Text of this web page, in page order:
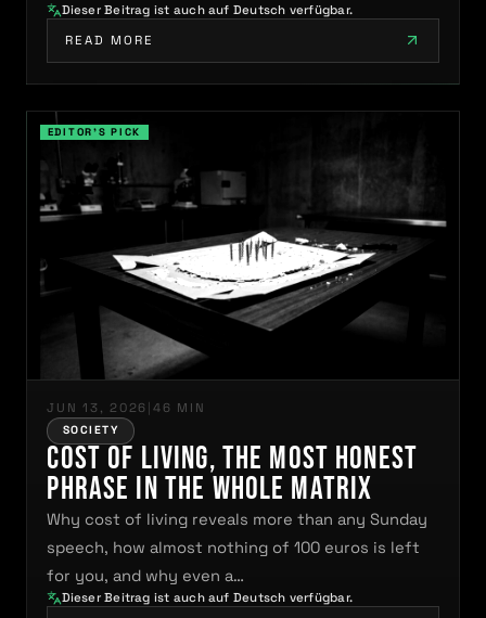
Dieser Beitrag ist auch auf Deutsch verfügbar.
READ MORE
JUN 13, 2026 46 MIN
SOCIETY
Cost of Living, the Most Honest
Phrase in the Whole Matrix
Why cost of living reveals more than any Sunday
speech, how almost nothing of 100 euros is left
for you, and why even a…
Dieser Beitrag ist auch auf Deutsch verfügbar.